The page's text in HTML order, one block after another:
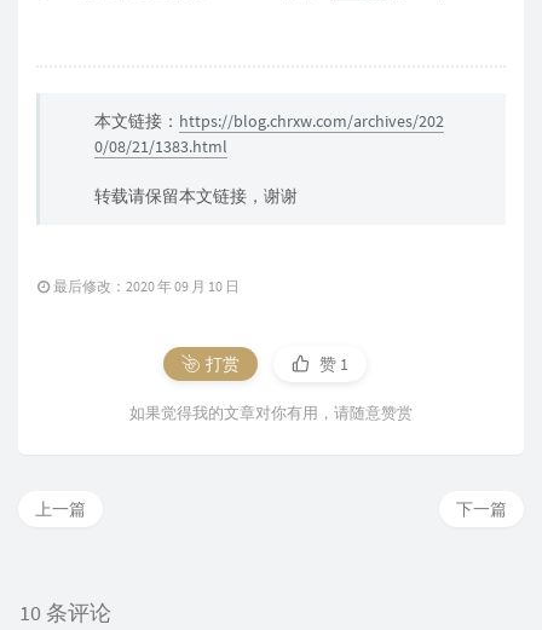
本文链接： https://blog.chrxw.com/archives/202
0/08/21/1383.html
转载请保留本文链接，谢谢
最后修改：2020 年 09 月 10 日
打赏 赞 1
如果觉得我的文章对你有用，请随意赞赏
下一篇
上一篇
10 条评论